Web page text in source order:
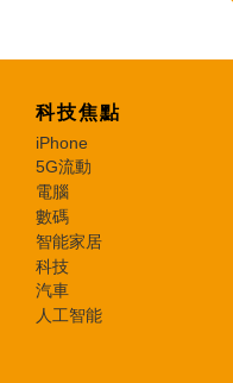
科技焦點
iPhone
5G流動
電腦
數碼
智能家居
科技
汽車
人工智能